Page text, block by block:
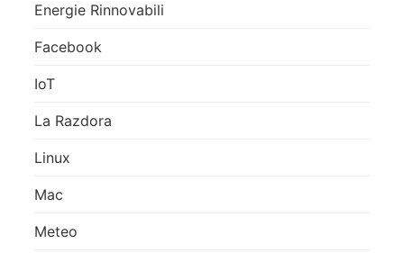
Energie Rinnovabili
Facebook
IoT
La Razdora
Linux
Mac
Meteo